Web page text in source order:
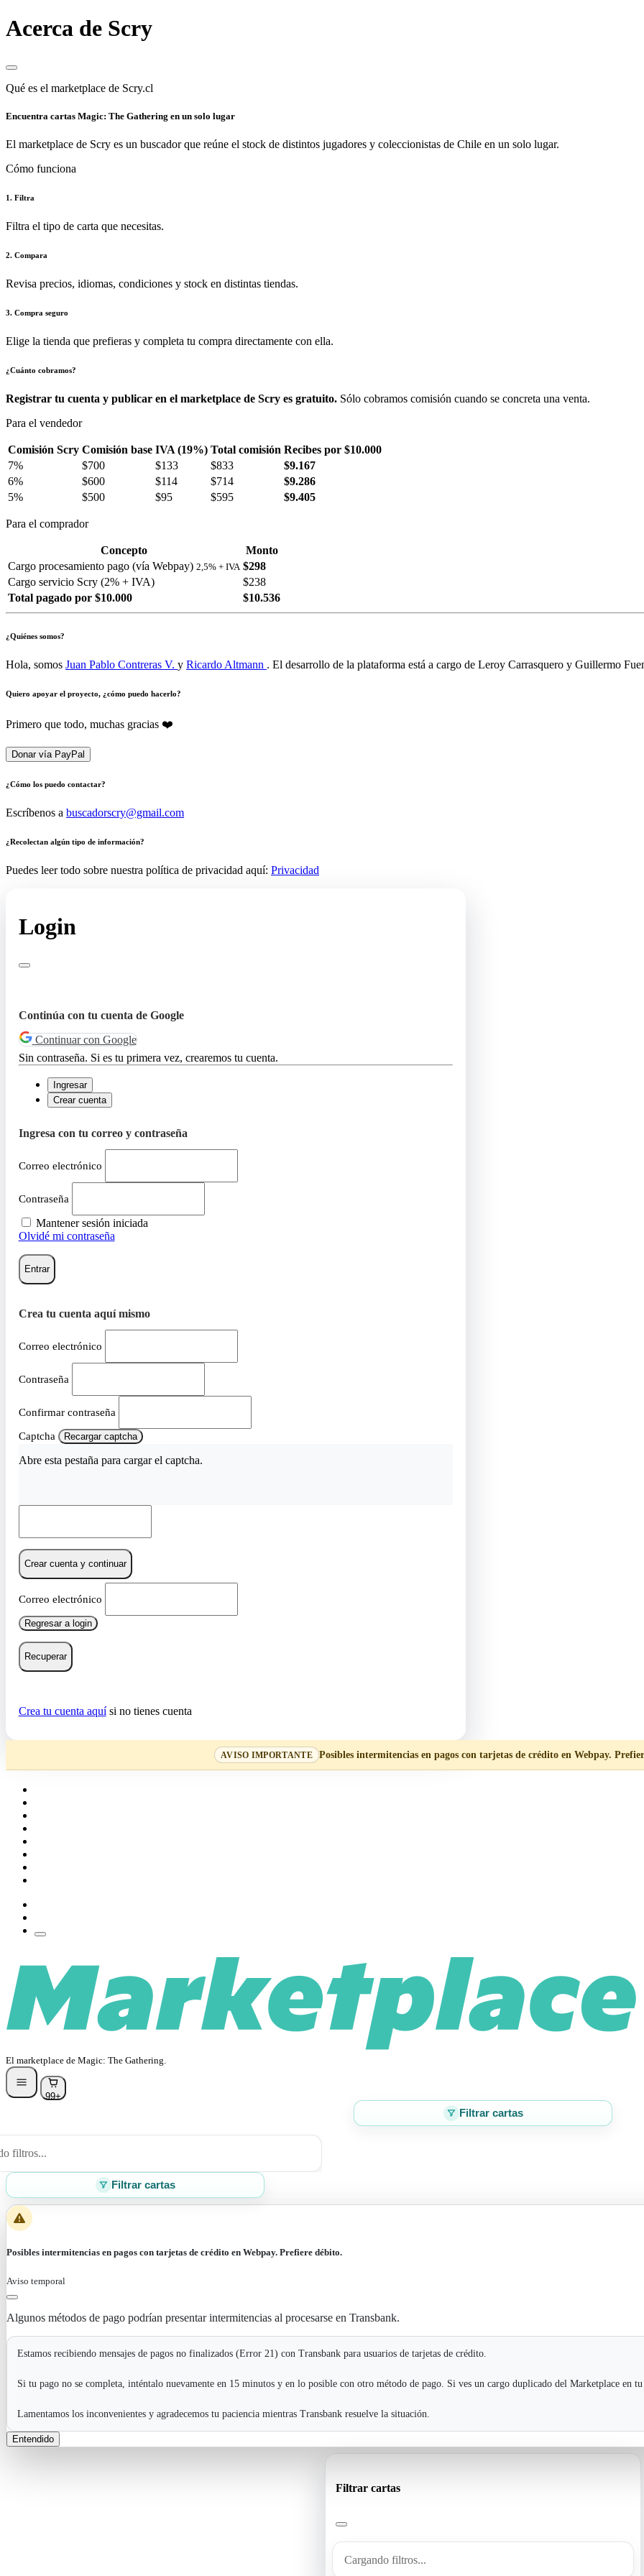
Acerca de Scry
Qué es el marketplace de Scry.cl
Encuentra cartas Magic: The Gathering en un solo lugar
El marketplace de Scry es un buscador que reúne el stock de distintos jugadores y coleccionistas de Chile en un solo lugar.
Cómo funciona
1. Filtra
Filtra el tipo de carta que necesitas.
2. Compara
Revisa precios, idiomas, condiciones y stock en distintas tiendas.
3. Compra seguro
Elige la tienda que prefieras y completa tu compra directamente con ella.
¿Cuánto cobramos?
Registrar tu cuenta y publicar en el marketplace de Scry es gratuito. Sólo cobramos comisión cuando se concreta una venta.
Para el vendedor
Comisión Scry Comisión base IVA (19%) Total comisión Recibes por $10.000
7%
$700 $133 $833
$9.167
6%
$600 $114 $714
$9.286
5%
$500 $95 $595 $9.405
Para el comprador
Concepto
Monto
Cargo procesamiento pago (vía Webpay) 2,5% + IVA $298
Cargo servicio Scry (2% + IVA)
$238
Total pagado por $10.000
$10.536
¿Quiénes somos?
Hola, somos Juan Pablo Contreras V. y Ricardo Altmann . El desarrollo de la plataforma está a cargo de Leroy Carrasquero y Guillermo
Quiero apoyar el proyecto, ¿cómo puedo hacerlo?
Primero que todo, muchas gracias ❤️
Donar vía PayPal
¿Cómo los puedo contactar?
Escríbenos a buscadorscry@gmail.com
¿Recolectan algún tipo de información?
Puedes leer todo sobre nuestra política de privacidad aquí: Privacidad
Login
Continúa con tu cuenta de Google
Continuar con Google
Sin contraseña. Si es tu primera vez, crearemos tu cuenta.
Ingresar
Crear cuenta
Ingresa con tu correo y contraseña
Correo electrónico
Contraseña
Mantener sesión iniciada
Olvidé mi contraseña
Entrar
Crea tu cuenta aquí mismo
Correo electrónico
Contraseña
Confirmar contraseña
Captcha Recargar captcha
Abre esta pestaña para cargar el captcha.
Crear cuenta y continuar
Correo electrónico
Regresar a login
Recuperar
Crea tu cuenta aquísi no tienes cuenta
AVISO IMPORTANTE Posibles intermitencias en pagos con tarjetas de crédito en Webpay.
El marketplace de Magic: The Gathering.
99+
Filtrar cartas
filtros...
Filtrar cartas
Posibles intermitencias en pagos con tarjetas de crédito en Webpay. Prefiere débito.
Aviso temporal
Algunos métodos de pago podrían presentar intermitencias al procesarse en Transbank.
Estamos recibiendo mensajes de pagos no finalizados (Error 21) con Transbank para usuarios de tarjetas de crédito.
Si tu pago no se completa, inténtalo nuevamente en 15 minutos y en lo posible con otro método de pago. Si ves un cargo duplicado del Marketplace en
Lamentamos los inconvenientes y agradecemos tu paciencia mientras Transbank resuelve la situación.
Entendido
Filtrar cartas
Cargando filtros...